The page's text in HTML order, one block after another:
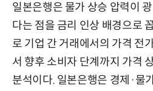
일본은행은 물가 상승 압력이
다는 점을 금리 인상 배경으로
로 기업 간 거래에서의 가격 전
서 향후 소비자 단계까지 가격
분석이다. 일본은행은 경제·물